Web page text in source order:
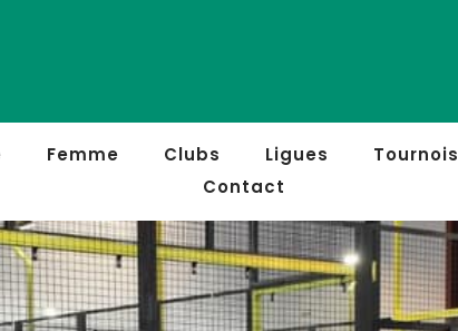
Femme Clubs Ligues Tournois
Contact